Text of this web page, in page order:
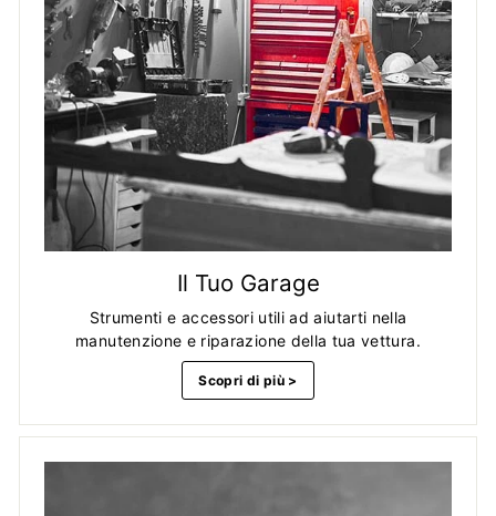
Il Tuo Garage
Strumenti e accessori utili ad aiutarti nella
manutenzione e riparazione della tua vettura.
Scopri di più >